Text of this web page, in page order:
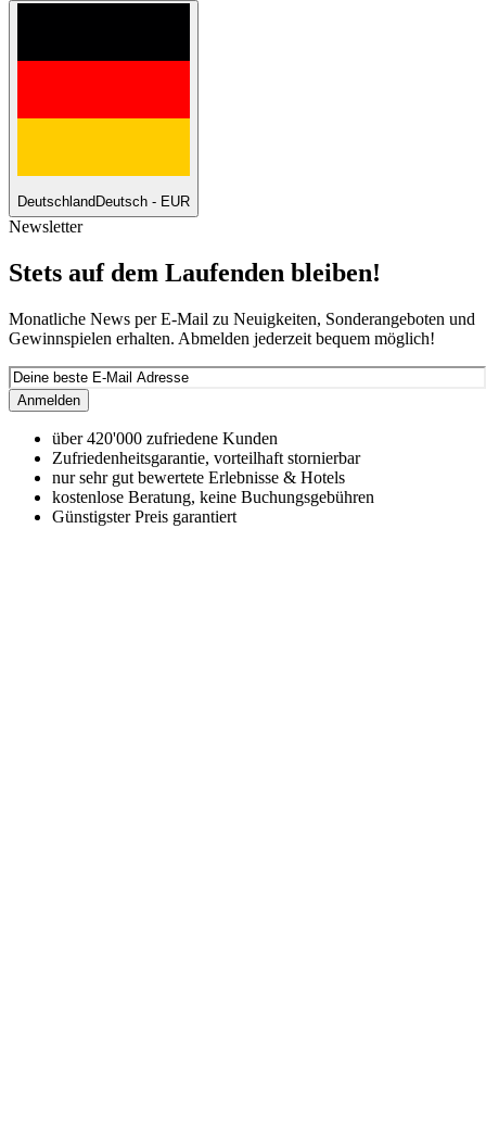
Deutschland Deutsch - EUR
Newsletter
Stets auf dem Laufenden bleiben!
Monatliche News per E-Mail zu Neuigkeiten, Sonderangeboten und
Gewinnspielen erhalten. Abmelden jederzeit bequem möglich!
Anmelden
über 420'000 zufriedene Kunden
Zufriedenheitsgarantie, vorteilhaft stornierbar
nur sehr gut bewertete Erlebnisse & Hotels
kostenlose Beratung, keine Buchungsgebühren
Günstigster Preis garantiert